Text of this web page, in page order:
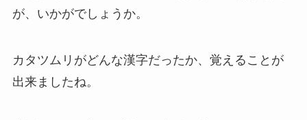
が、いかがでしょうか。
カタツムリがどんな漢字だったか、覚えることが
出来ましたね。